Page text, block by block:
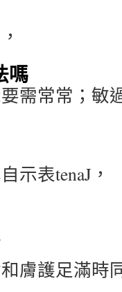
嗎
需常常；敏
示表tenaJ，
膚護足滿時